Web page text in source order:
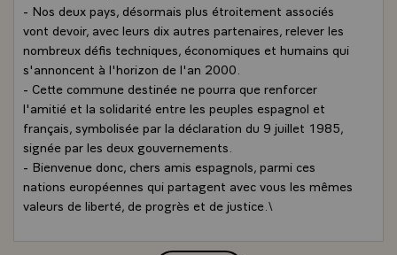
- Nos deux pays, désormais plus étroitement associés
vont devoir, avec leurs dix autres partenaires, relever les
nombreux défis techniques, économiques et humains qui
s'annoncent à l'horizon de l'an 2000.
- Cette commune destinée ne pourra que renforcer
l'amitié et la solidarité entre les peuples espagnol et
français, symbolisée par la déclaration du 9 juillet 1985,
signée par les deux gouvernements.
- Bienvenue donc, chers amis espagnols, parmi ces
nations européennes qui partagent avec vous les mêmes
valeurs de liberté, de progrès et de justice.\